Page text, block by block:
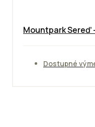
Mountpark Sereď
Dostupné